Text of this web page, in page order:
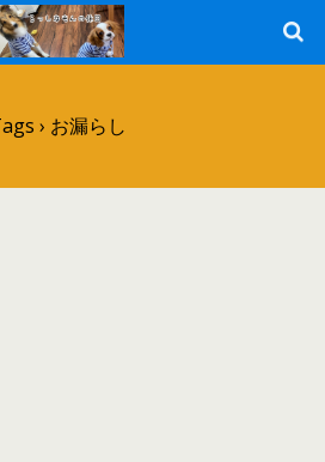
› お漏らし